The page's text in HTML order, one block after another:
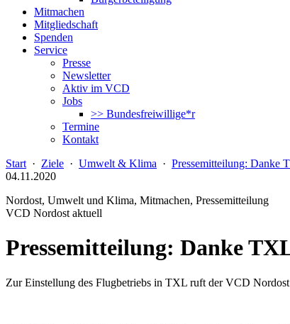
Mitmachen
Mitgliedschaft
Spenden
Service
Presse
Newsletter
Aktiv im VCD
Jobs
>> Bundesfreiwillige*r
Termine
Kontakt
Start · Ziele · Umwelt & Klima · Pressemitteilung: Danke
04.11.2020
Nordost, Umwelt und Klima, Mitmachen, Pressemitteilung
VCD Nordost aktuell
Pressemitteilung: Danke
Zur Einstellung des Flugbetriebs in TXL ruft der VCD